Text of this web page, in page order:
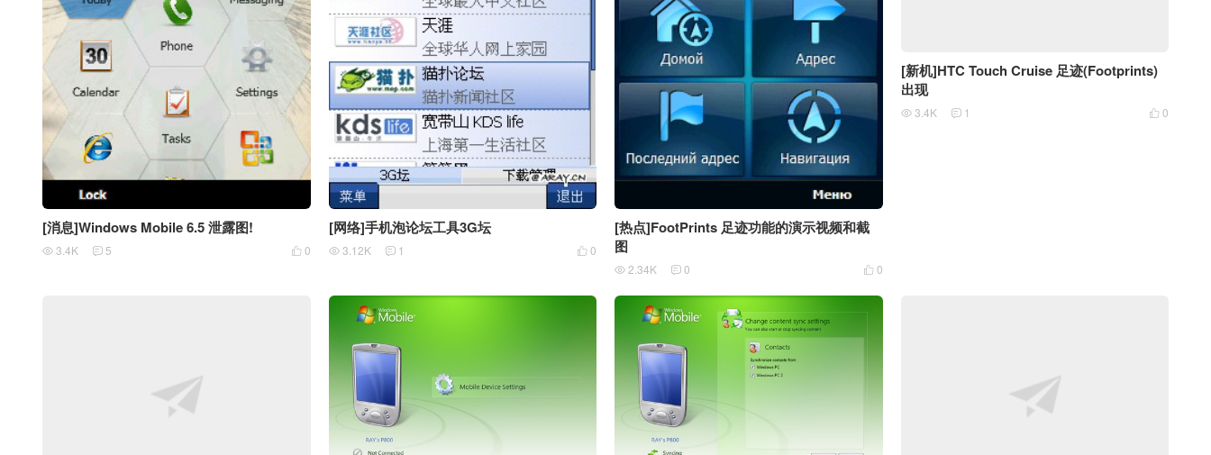
[消息]Windows Mobile 6.5 泄露图!
 0
 3.4K  5
[网络]手机泡论坛工具3G坛
 0
 3.12K  1
[热点]FootPrints 足迹功能的演示视频和截
图
 0
 2.34K  0
[新机]HTC Touch Cruise 足迹(Footprints)
出现
 0
 3.4K  1